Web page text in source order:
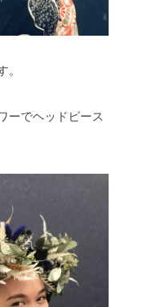
。
ーでヘッドピース